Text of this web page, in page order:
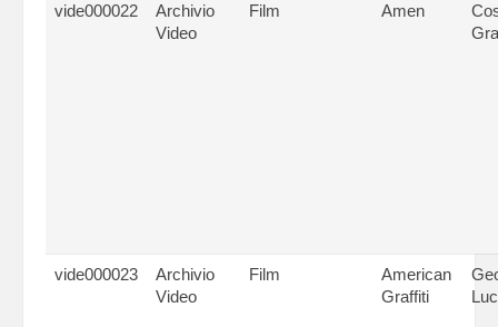
vide000022
Archivio
Video
Film Amen
vide000023
Archivio
Video
Film
American
Graffiti